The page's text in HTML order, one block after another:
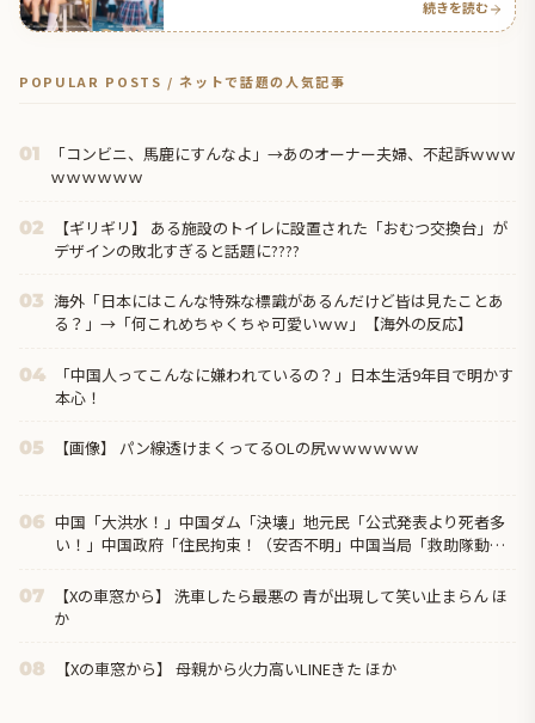
続きを読む
POPULAR POSTS / ネットで話題の人気記事
01
「コンビニ、馬鹿にすんなよ」→あのオーナー夫婦、不起訴ｗｗｗ
ｗｗｗｗｗｗ
02
【ギリギリ】 ある施設のトイレに設置された「おむつ交換台」が
デザインの敗北すぎると話題に????
03 海外「日本にはこんな特殊な標識があるんだけど皆は見たことあ
る？」→「何これめちゃくちゃ可愛いｗｗ」【海外の反応】
04
「中国人ってこんなに嫌われているの？」日本生活9年目で明かす
本心！
05 【画像】 パン線透けまくってるOLの尻ｗｗｗｗｗｗ
06 中国「大洪水！」中国ダム「決壊」地元民「公式発表より死者多
い！」中国政府「住民拘束！（安否不明」中国当局「救助隊動画
07
【Xの車窓から】 洗車したら最悪の 青が出現して笑い止まらん ほ
か
08 【Xの車窓から】 母親から火力高いLINEきた ほか